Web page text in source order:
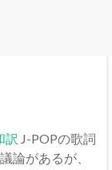
訳 J-POPの歌詞
論があるが、